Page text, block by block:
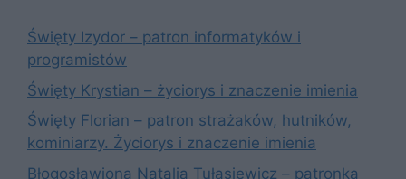
Święty Izydor – patron informatyków i
programistów
Święty Krystian – życiorys i znaczenie imienia
Święty Florian – patron strażaków, hutników,
kominiarzy. Życiorys i znaczenie imienia
Błogosławiona Natalia Tułasiewicz – patronka